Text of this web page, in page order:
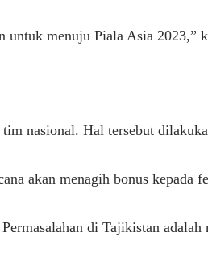
menuju Piala Asia 2023,”
nasional. Hal tersebut
akan menagih bonus kepada
di Tajikistan adalah